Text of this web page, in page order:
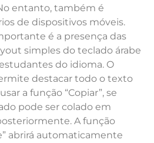
entanto, também é
de dispositivos móveis.
é a presença das
simples do teclado árabe
do idioma. O
destacar todo o texto
a função “Copiar”, se
pode ser colado em
A função
abrirá automaticamente